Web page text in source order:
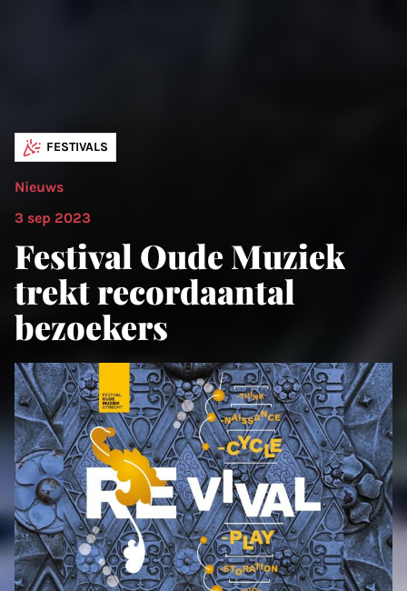
FESTIVALS
Nieuws
3 sep 2023
Festival Oude Muziek
trekt recordaantal
bezoekers